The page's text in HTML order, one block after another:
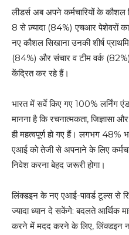
लीडर्स अब अपने कर्मचारियों के
8 से ज़्यादा (84%) एचआर पेशेवरों
नए कौशल सिखाना उनकी शीर्ष
(84%) और संचार व टीम वर्क (82%)
केंद्रित कर रहे हैं।
भारत में सर्वे किए गए 100% लर्निंग
मानना है कि रचनात्मकता, जिज्ञासा
ही महत्वपूर्ण हो गए हैं। लगभग 48%
एआई को तेजी से अपनाने के लिए
निवेश करना बेहद जरूरी होगा।
लिंक्‍डइन के नए एआई-पावर्ड टूल्स से
ज्यादा ध्यान दे सकेंगे: बदलते आर्थिक
करने में मदद करने के लिए, लिंक्डइन